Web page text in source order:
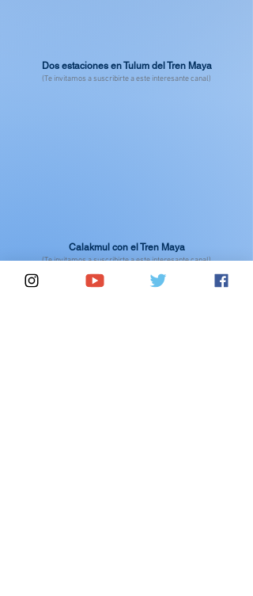
Dos estaciones en Tulum del Tren Maya
(Te invitamos a suscribirte a este interesante canal)
Calakmul con el Tren Maya
(Te invitamos a suscribirte a este interesante canal)